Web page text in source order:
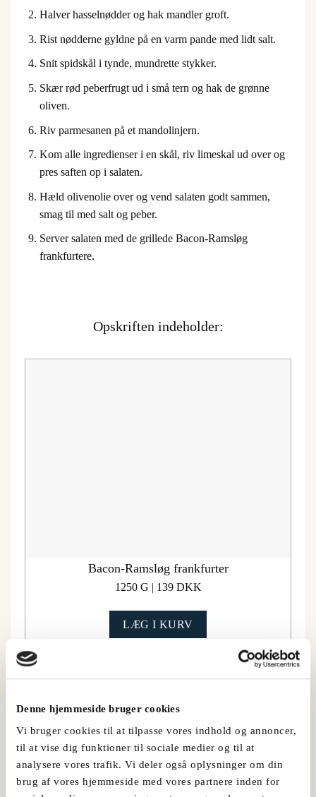
Denne hjemmeside bruger cookies
Vi bruger cookies til at tilpasse vores indhold og annoncer,
til at vise dig funktioner til sociale medier og til at
analysere vores trafik. Vi deler også oplysninger om din
brug af vores hjemmeside med vores partnere inden for
Halver hasselnødder og hak mandler groft.
Rist nødderne gyldne på en varm pande med lidt salt.
Snit spidskål i tynde, mundrette stykker.
Skær rød peberfrugt ud i små tern og hak de grønne
oliven.
Riv parmesanen på et mandolinjern.
Kom alle ingredienser i en skål, riv limeskal ud over og
pres saften op i salaten.
Hæld olivenolie over og vend salaten godt sammen,
smag til med salt og peber.
Server salaten med de grillede Bacon-Ramsløg
frankfurtere.
Opskriften indeholder:
Bacon-Ramsløg frankfurter
1250 G | 139 DKK
LÆG I KURV
Del denne opskrift